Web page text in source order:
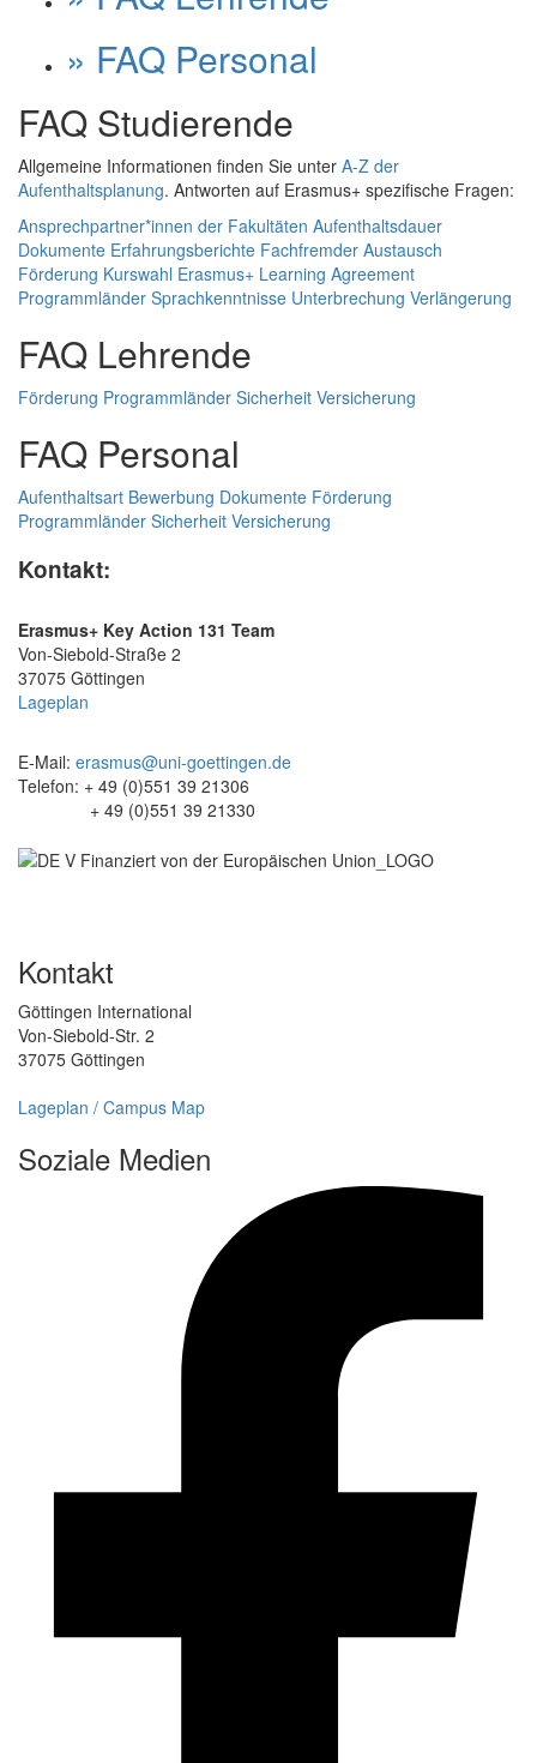
» FAQ Personal
FAQ Studierende
Allgemeine Informationen finden Sie unter A-Z der
Aufenthaltsplanung. Antworten auf Erasmus+ spezifische Fragen:
Ansprechpartner­*­innen der Fakultäten Aufenthaltsdauer
Dokumente Erfahrungsberichte Fachfremder Austausch
Förderung Kurswahl Erasmus+ Learning Agreement
Programmländer Sprachkenntnisse Unterbrechung Verlängerung
FAQ Lehrende
Förderung Programmländer Sicherheit Versicherung
FAQ Personal
Aufenthaltsart Bewerbung Dokumente Förderung
Programmländer Sicherheit Versicherung
Kontakt:
Erasmus+ Key Action 131 Team
Von-Siebold-Straße 2
37075 Göttingen
Lageplan
E-Mail: erasmus@uni-goettingen.de
Telefon: + 49 (0)551 39 21306
+ 49 (0)551 39 21330
Kontakt
Göttingen International
Von-Siebold-Str. 2
37075 Göttingen
Lageplan / Campus Map
Soziale Medien